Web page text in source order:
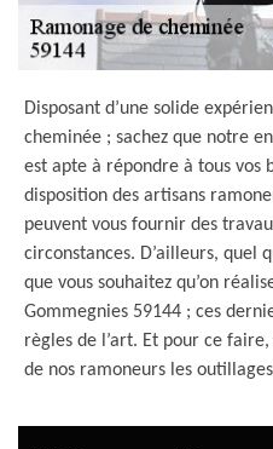
Disposant d’une solide
cheminée ; sachez que notre
est apte à répondre à tous vos
disposition des artisans
peuvent vous fournir des
circonstances. D’ailleurs, quel
que vous souhaitez qu’on
Gommegnies 59144 ; ces
règles de l’art. Et pour ce
de nos ramoneurs les